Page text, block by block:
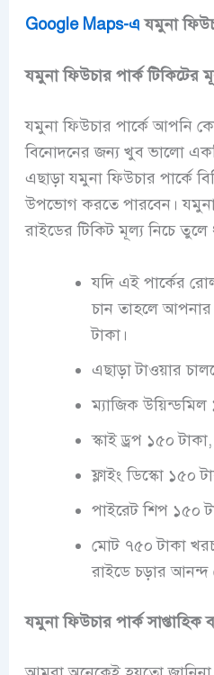
Google Maps-এযমুনা
যমুনা ফিউচার পার্ক টিকিটের
যমুনা ফিউচার পার্কে আপনি
বিনোদনের জন্য খুব ভালো
এছাড়া যমুনা ফিউচার পার্কে
উপভোগ করতে পারবেন। যমুনা
রাইডের টিকিট মূল্য নিচে
যদি এই পার্কের
চান তাহলে
টাকা।
এছাড়া টাওয়ার
ম্যাজিক উয়িন্ডমিল
স্কাই ড্রপ ১৫০ টাকা,
ফ্লাইং ডিস্কো ১৫০
পাইরেট শিপ ১৫০
মোট ৭৫০ টাকা
রাইডে চড়ার আনন্দ
যমুনা ফিউচার পার্ক সাপ্তাহিক